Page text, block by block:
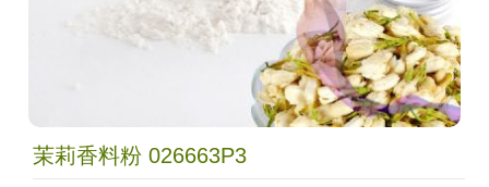
茉莉香料粉 026663P3